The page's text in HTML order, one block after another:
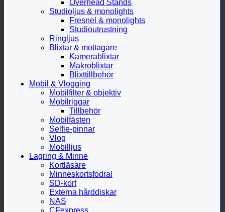
Overhead Stands
Studioljus & monolights
Fresnel & monolights
Studioutrustning
Ringljus
Blixtar & mottagare
Kamerablixtar
Makroblixtar
Blixttillbehör
Mobil & Vlogging
Mobilfilter & objektiv
Mobilriggar
Tillbehör
Mobilfästen
Selfie-pinnar
Vlog
Mobilljus
Lagring & Minne
Kortläsare
Minneskortsfodral
SD-kort
Externa hårddiskar
NAS
CFexpress